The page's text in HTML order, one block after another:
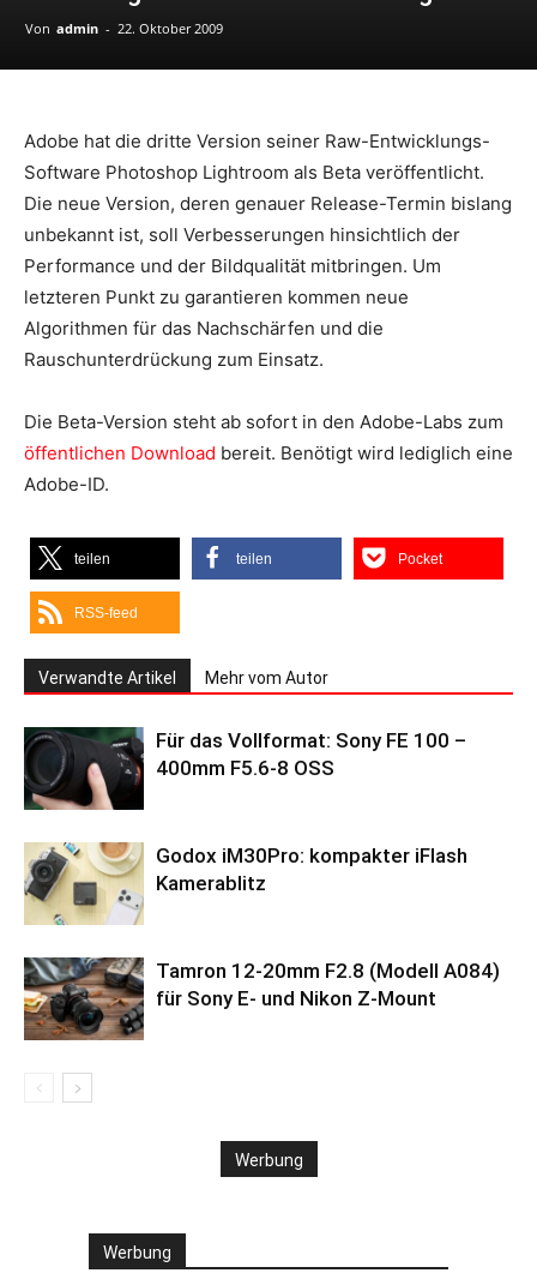
Von admin - 22. Oktober 2009
Adobe hat die dritte Version seiner Raw-Entwicklungs-
Software Photoshop Lightroom als Beta veröffentlicht.
Die neue Version, deren genauer Release-Termin bislang
unbekannt ist, soll Verbesserungen hinsichtlich der
Performance und der Bildqualität mitbringen. Um
letzteren Punkt zu garantieren kommen neue
Algorithmen für das Nachschärfen und die
Rauschunterdrückung zum Einsatz.
Die Beta-Version steht ab sofort in den Adobe-Labs zum
öffentlichen Download bereit. Benötigt wird lediglich eine
Adobe-ID.
teilen teilen Pocket
RSS-feed
Verwandte Artikel Mehr vom Autor
Für das Vollformat: Sony FE 100 –
400mm F5.6-8 OSS
Godox iM30Pro: kompakter iFlash
Kamerablitz
Tamron 12-20mm F2.8 (Modell A084)
für Sony E- und Nikon Z-Mount
Werbung
Werbung